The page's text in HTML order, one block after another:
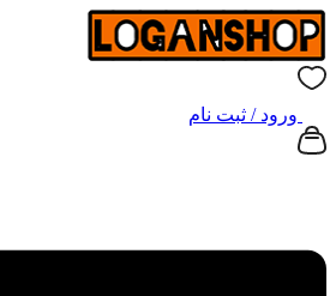
ورود / ثبت نام